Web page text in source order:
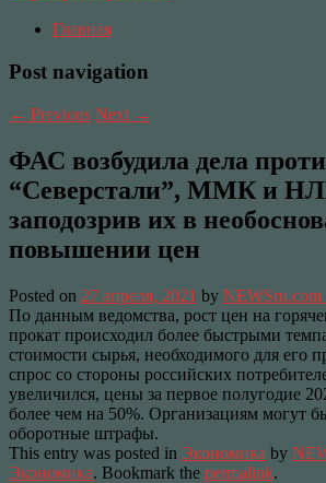
Главная
Post navigation
← Previous Next →
ФАС возбудила дела
“Северстали”, ММК и
заподозрив их в
повышении цен
Posted on 27 апреля, 2021 by
По данным ведомства, рост цен на
прокат происходил более быстрыми
стоимости сырья, необходимого для его
спрос со стороны российских
увеличился, цены за первое полугодие
более чем на 50%. Организациям могут
оборотные штрафы.
This entry was posted in Экономика by
Экономика. Bookmark the permalink.